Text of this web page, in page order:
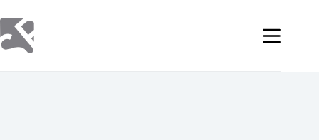
Inhalt
springen